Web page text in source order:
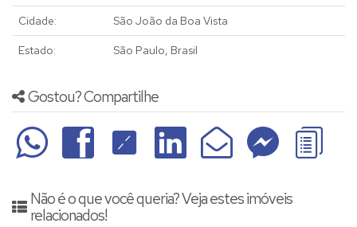
Cidade: São João da Boa Vista
Estado: São Paulo, Brasil
Gostou? Compartilhe
Não é o que você queria? Veja estes imóveis
relacionados!